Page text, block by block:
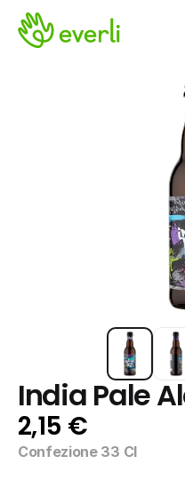
India Pale
2,15 €
Confezione 33 Cl